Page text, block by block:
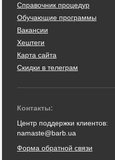
Справочник процедур
Обучающие программы
Вакансии
Хештеги
Карта сайта
Скидки в телеграм
Контакты:
Центр поддержки клиентов:
namaste@barb.ua
Форма обратной связи